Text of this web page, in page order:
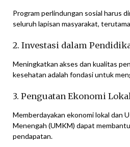
Program perlindungan sosial harus
seluruh lapisan masyarakat,
2. Investasi dalam
Meningkatkan akses dan kualitas
kesehatan adalah fondasi untuk
3. Penguatan Ekonomi
Memberdayakan ekonomi lokal dan
Menengah (UMKM) dapat
pendapatan.